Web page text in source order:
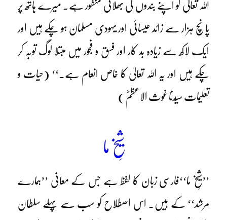
اللہ تعالیٰ کو اپنے بندوں کی بھلائی منظور ہے۔ میرے ہاتھ پر
پانچ ہزار سے زائد عیسائی اور یہودی مسلمان ہو چکے ہیں اور
ایک لاکھ سے زیادہ بد کار اور فسق و فجور میں مبتلا لوگ توبہ کر
چکے ہیں اور یہ اللہ تعالیٰ کا خاص انعام ہے۔‘‘ (حیات و
تعلیمات سیّدنا غوث الاعظمؓ )
شیخِ ما
’’شیخِ ما‘‘فارسی زبان کا لفظ ہے جس کے معانی ’’ہمارے
مرشد‘‘ کے ہیں۔ اس اصطلاح کو سب سے پہلے سلطان